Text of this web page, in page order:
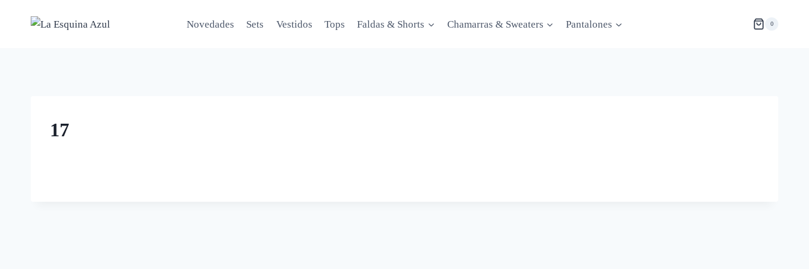
Novedades Sets Vestidos Tops Faldas & Shorts Chamarras & Sweaters Pantalones 0
17